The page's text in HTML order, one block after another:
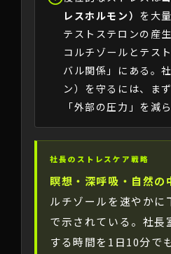
レスホルモン） を大
テストステロンの産
コルチゾールとテス
バル関係」にある。
ン）を守るには、ま
「外部の圧力」を減
社長のストレスケア戦略
瞑想・深呼吸・自然の
ルチゾールを速やかに
で示されている。社長
する時間を1日10分で